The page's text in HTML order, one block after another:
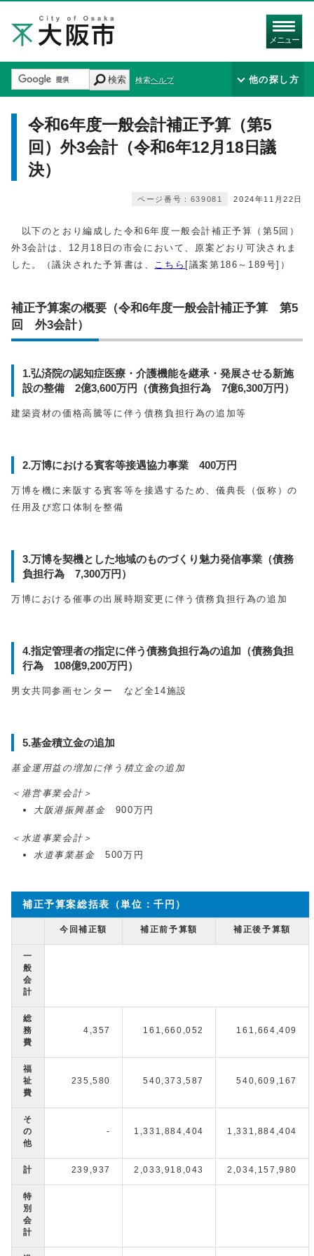
メニュー
検索 検索ヘルプ 他の探し方
令和6年度一般会計補正予算（第5
回）外3会計（令和6年12月18日議
決）
2024年11月22日
ページ番号：639081
以下のとおり編成した令和6年度一般会計補正予算（第5回）
外3会計は、12月18日の市会において、原案どおり可決されま
した。（議決された予算書は、 こちら [議案第186～189号]）
補正予算案の概要（令和6年度一般会計補正予算 第5
回 外3会計）
1.弘済院の認知症医療・介護機能を継承・発展させる新施
設の整備 2億3,600万円（債務負担行為 7億6,300万円）
建築資材の価格高騰等に伴う債務負担行為の追加等
2.万博における賓客等接遇協力事業 400万円
万博を機に来阪する賓客等を接遇するため、儀典長（仮称）の
任用及び窓口体制を整備
3.万博を契機とした地域のものづくり魅力発信事業（債務
負担行為 7,300万円）
万博における催事の出展時期変更に伴う債務負担行為の追加
4.指定管理者の指定に伴う債務負担行為の追加（債務負担
行為 108億9,200万円）
男女共同参画センター など全14施設
5.基金積立金の追加
基金運用益の増加に伴う積立金の追加
＜港営事業会計＞
大阪港振興基金 900万円
＜水道事業会計＞
水道事業基金500万円
補正予算案総括表（単位：千円）
今回補正額 補正前予算額 補正後予算額
一
般
会
計
総
務
費
4,357 161,660,052 161,664,409
福
祉
費
235,580 540,373,587 540,609,167
そ
の
他
- 1,331,884,404 1,331,884,404
計 239,937 2,033,918,043 2,034,157,980
特
別
会
計